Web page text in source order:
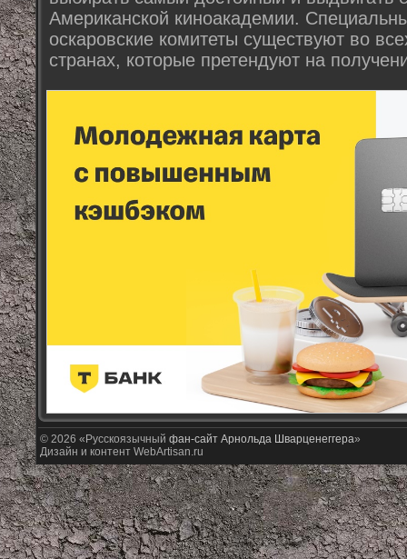
Американской киноакадемии.
оскаровские комитеты существуют во
странах, которые претендуют на
© 2026 «Русскоязычный фан-сайт Арнольда Шварценеггера»
Дизайн и контент WebArtisan.ru